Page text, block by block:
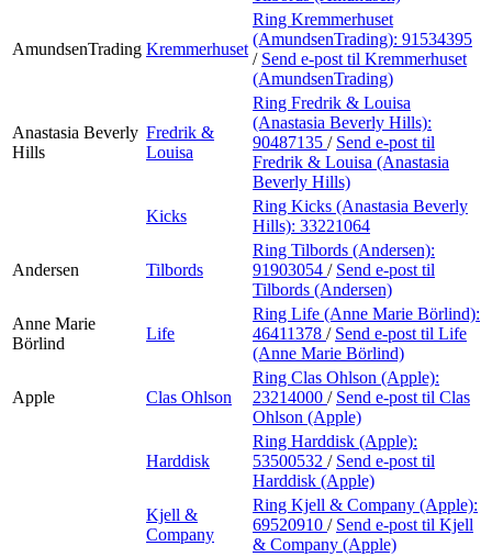
AmundsenTrading Kremmerhuset
Ring Kremmerhuset
(AmundsenTrading): 91534395
/ Send e-post til Kremmerhuset
(AmundsenTrading)
Anastasia Beverly
Hills
Fredrik &
Louisa
Ring Fredrik & Louisa
(Anastasia Beverly Hills):
90487135 / Send e-post til
Fredrik & Louisa (Anastasia
Beverly Hills)
Kicks
Ring Kicks (Anastasia Beverly
Hills): 33221064
Andersen Tilbords
Ring Tilbords (Andersen):
91903054 / Send e-post til
Tilbords (Andersen)
Anne Marie
Börlind
Life
Ring Life (Anne Marie Börlind):
46411378 / Send e-post til Life
(Anne Marie Börlind)
Apple Clas Ohlson
Ring Clas Ohlson (Apple):
23214000 / Send e-post til Clas
Ohlson (Apple)
Harddisk
Ring Harddisk (Apple):
53500532 / Send e-post til
Harddisk (Apple)
Kjell &
Company
Ring Kjell & Company (Apple):
69520910 / Send e-post til Kjell
& Company (Apple)